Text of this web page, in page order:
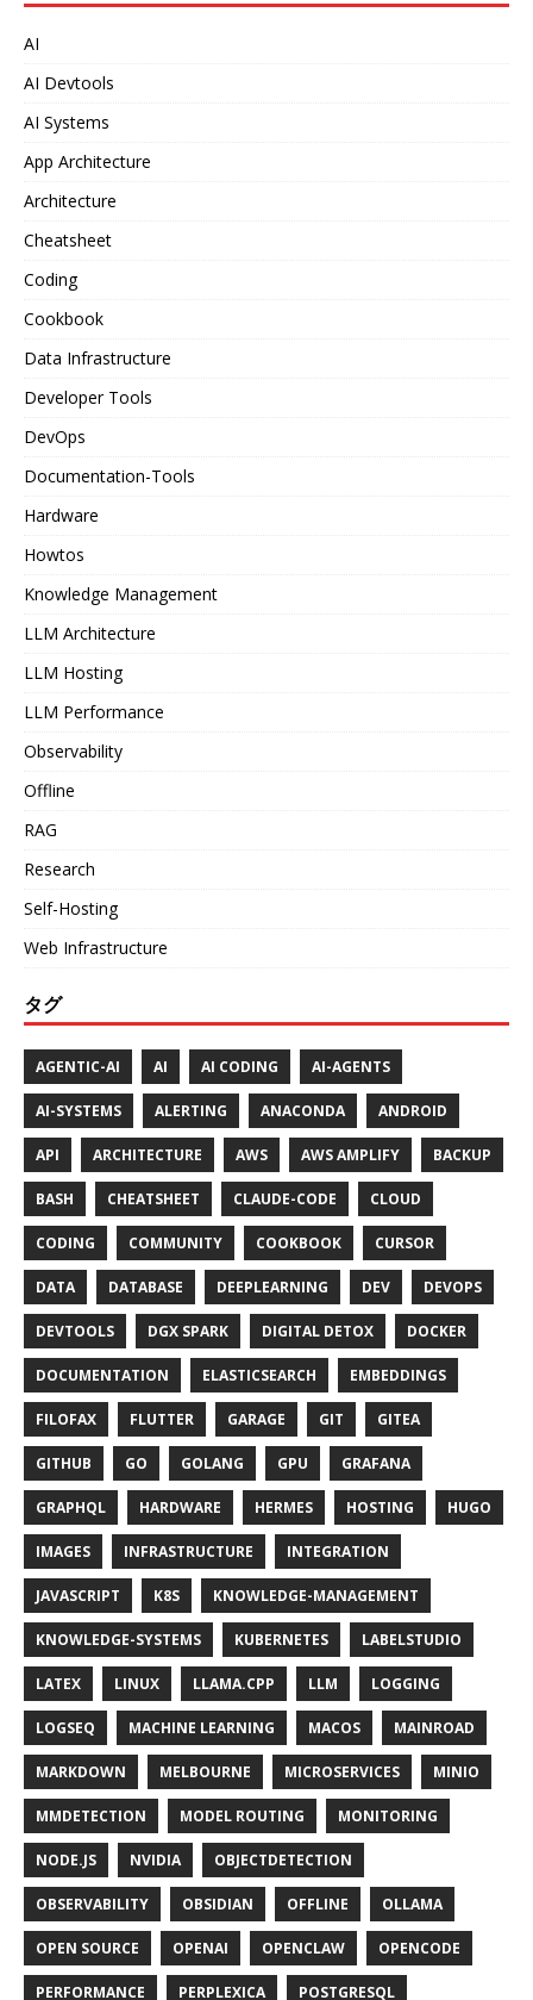
AI
AI Devtools
AI Systems
App Architecture
Architecture
Cheatsheet
Coding
Cookbook
Data Infrastructure
Developer Tools
DevOps
Documentation-Tools
Hardware
Howtos
Knowledge Management
LLM Architecture
LLM Hosting
LLM Performance
Observability
Offline
RAG
Research
Self-Hosting
Web Infrastructure
タグ
AGENTIC-AI AI AI CODING AI-AGENTS
AI-SYSTEMS ALERTING ANACONDA ANDROID
API ARCHITECTURE AWS AWS AMPLIFY BACKUP
BASH CHEATSHEET CLAUDE-CODE CLOUD
CODING COMMUNITY COOKBOOK CURSOR
DATA DATABASE DEEPLEARNING DEV DEVOPS
DEVTOOLS DGX SPARK DIGITAL DETOX DOCKER
DOCUMENTATION ELASTICSEARCH EMBEDDINGS
FILOFAX FLUTTER GARAGE GIT GITEA
GITHUB GO GOLANG GPU GRAFANA
GRAPHQL HARDWARE HERMES HOSTING HUGO
IMAGES INFRASTRUCTURE INTEGRATION
JAVASCRIPT K8S KNOWLEDGE-MANAGEMENT
KNOWLEDGE-SYSTEMS KUBERNETES LABELSTUDIO
LATEX LINUX LLAMA.CPP LLM LOGGING
LOGSEQ MACHINE LEARNING MACOS MAINROAD
MARKDOWN MELBOURNE MICROSERVICES MINIO
MMDETECTION MODEL ROUTING MONITORING
NODE.JS NVIDIA OBJECTDETECTION
OBSERVABILITY OBSIDIAN OFFLINE OLLAMA
OPEN SOURCE OPENAI OPENCLAW OPENCODE
PERFORMANCE PERPLEXICA POSTGRESQL